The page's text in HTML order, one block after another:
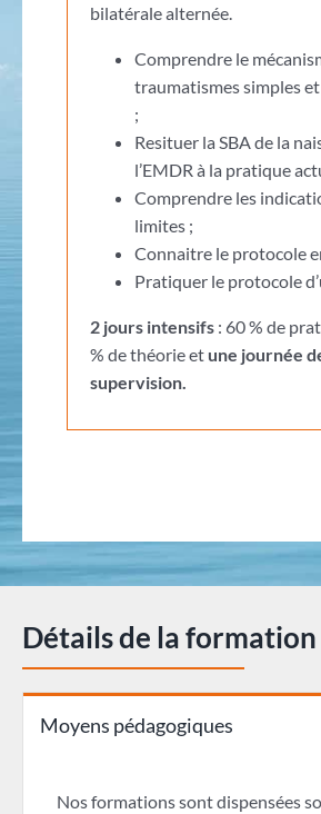
bilatérale alternée.
Comprendre le
traumatismes simples
;
Resituer la SBA de la
l’EMDR à la pratique
Comprendre les
limites ;
Connaitre le protocole
Pratiquer le protocole
2 jours intensifs: 60 % de
% de théorie et une journée
supervision.
Détails de la formation
Moyens pédagogiques
Nos formations sont dispensées